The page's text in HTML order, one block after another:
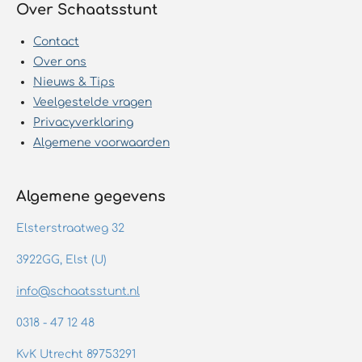
Over Schaatsstunt
Contact
Over ons
Nieuws & Tips
Veelgestelde vragen
Privacyverklaring
Algemene voorwaarden
Algemene gegevens
Elsterstraatweg 32
3922GG, Elst (U)
info@schaatsstunt.nl
0318 - 47 12 48
KvK Utrecht 89753291